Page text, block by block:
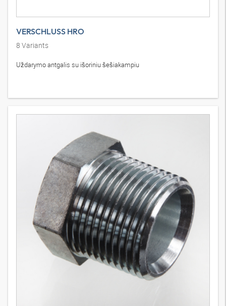
VERSCHLUSS HRO
8 Variants
Uždarymo antgalis su išoriniu šešiakampiu